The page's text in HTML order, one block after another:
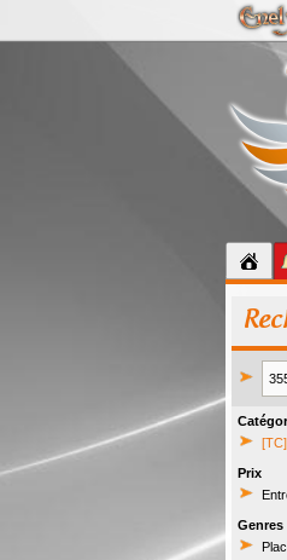
[TC]
Prix
Genres